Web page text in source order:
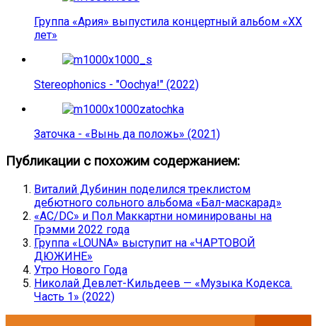
Группа «Ария» выпустила концертный альбом «ХХ
лет»
Stereophonics - "Oochya!" (2022)
Заточка - «Вынь да положь» (2021)
Публикации с похожим содержанием:
Виталий Дубинин поделился треклистом
дебютного сольного альбома «Бал-маскарад»
«AC/DC» и Пол Маккартни номинированы на
Грэмми 2022 года
Группа «LOUNA» выступит на «ЧАРТОВОЙ
ДЮЖИНЕ»
Утро Нового Года
Николай Девлет-Кильдеев — «Музыка Кодекса.
Часть 1» (2022)